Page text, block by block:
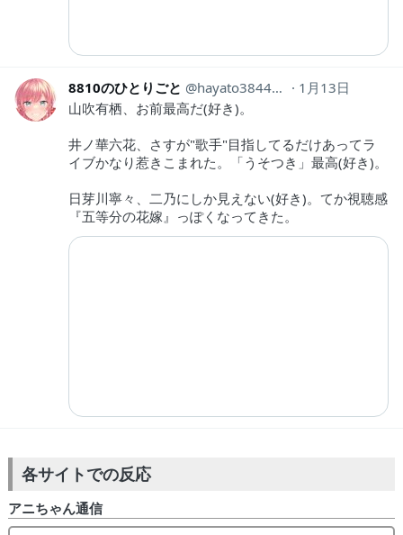
8810のひとりごと hayato38441263
1月13日
山吹有栖、お前最高だ(好き)。
井ノ華六花、さすが"歌手"目指してるだけあってラ
イブかなり惹きこまれた。「うそつき」最高(好き)。
日芽川寧々、二乃にしか見えない(好き)。てか視聴感
『五等分の花嫁』っぽくなってきた。
各サイトでの反応
アニちゃん通信